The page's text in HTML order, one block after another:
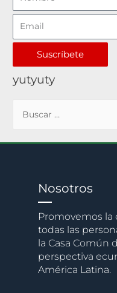
Suscríbete
yutyuty
Nosotros
Promovemos
todas las
la Casa Común
perspectiva
América Latina.